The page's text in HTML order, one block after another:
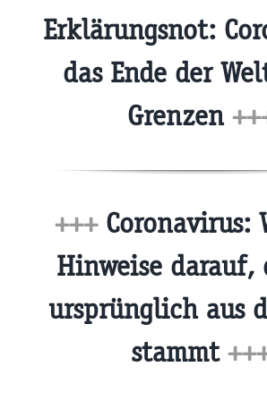
Erklärungsnot:
das Ende der
Grenzen
+++Coronavirus:
Hinweise darauf,
ursprünglich aus
stammt